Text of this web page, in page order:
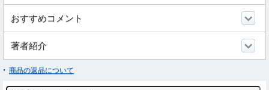
おすすめコメント
著者紹介
商品の返品について